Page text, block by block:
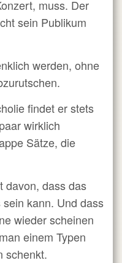
muss. Der
sein Publikum
werden, ohne
findet er stets
wirklich
Sätze, die
davon, dass das
kann. Und dass
wieder scheinen
einem Typen
schenkt.